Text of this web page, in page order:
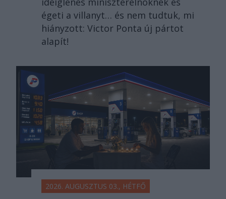
égeti a villanyt… és nem tudtuk, mi
hiányzott: Victor Ponta új pártot
alapít!
2026. AUGUSZTUS 03., HÉTFŐ